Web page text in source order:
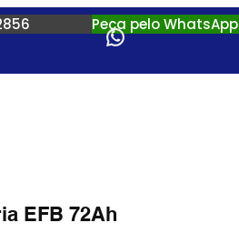
Peça pelo WhatsApp
EFB 72Ah